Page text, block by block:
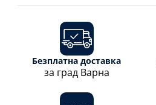
Безплатна доставка
за град Варна